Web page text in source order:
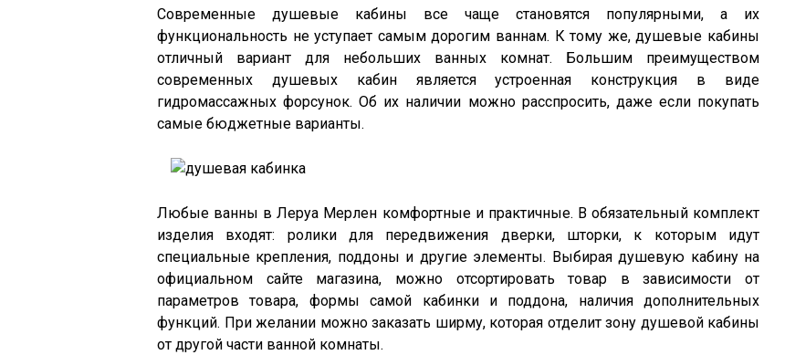
Современные душевые кабины все чаще становятся популярными, а их
функциональность не уступает самым дорогим ваннам. К тому же, душевые кабины
отличный вариант для небольших ванных комнат. Большим преимуществом
современных душевых кабин является устроенная конструкция в виде
гидромассажных форсунок. Об их наличии можно расспросить, даже если покупать
самые бюджетные варианты.
Любые ванны в Леруа Мерлен комфортные и практичные. В обязательный комплект
изделия входят: ролики для передвижения дверки, шторки, к которым идут
специальные крепления, поддоны и другие элементы. Выбирая душевую кабину на
официальном сайте магазина, можно отсортировать товар в зависимости от
параметров товара, формы самой кабинки и поддона, наличия дополнительных
функций. При желании можно заказать ширму, которая отделит зону душевой кабины
от другой части ванной комнаты.